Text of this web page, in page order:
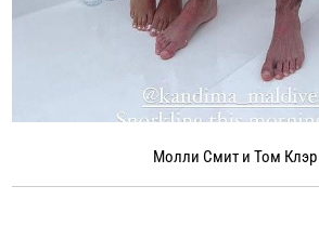
Молли Смит и Том Клэр